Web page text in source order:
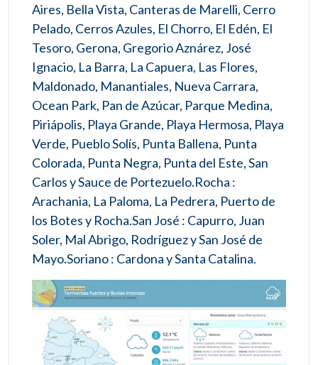
Aires, Bella Vista, Canteras de Marelli, Cerro
Pelado, Cerros Azules, El Chorro, El Edén, El
Tesoro, Gerona, Gregorio Aznárez, José
Ignacio, La Barra, La Capuera, Las Flores,
Maldonado, Manantiales, Nueva Carrara,
Ocean Park, Pan de Azúcar, Parque Medina,
Piriápolis, Playa Grande, Playa Hermosa, Playa
Verde, Pueblo Solís, Punta Ballena, Punta
Colorada, Punta Negra, Punta del Este, San
Carlos y Sauce de Portezuelo.Rocha :
Arachania, La Paloma, La Pedrera, Puerto de
los Botes y Rocha.San José : Capurro, Juan
Soler, Mal Abrigo, Rodríguez y San José de
Mayo.Soriano : Cardona y Santa Catalina.